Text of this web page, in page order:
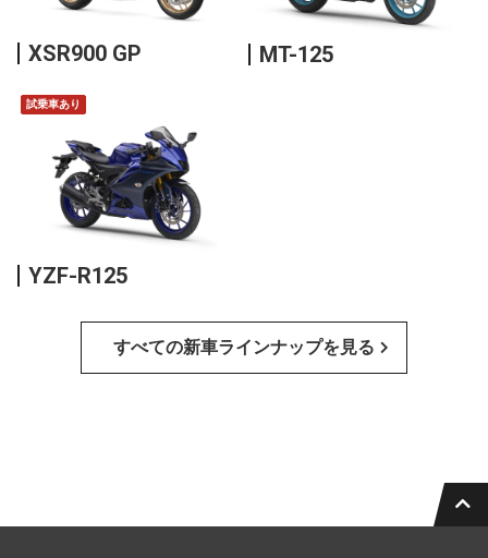
XSR900 GP MT-125
試乗車あり
YZF-R125
すべての新車ラインナップを見る